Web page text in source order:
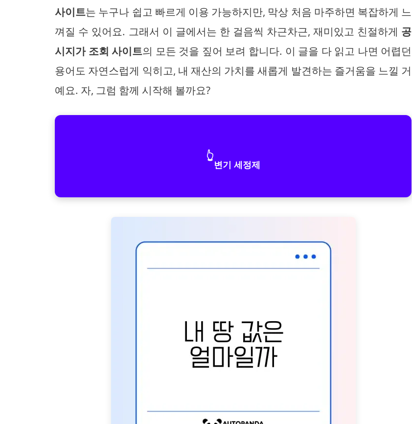
사이트는 누구나 쉽고 빠르게 이용 가능하지만, 막상 처음 마주하면 복잡하게 느
껴질 수 있어요. 그래서 이 글에서는 한 걸음씩 차근차근, 재미있고 친절하게 공
시지가 조회 사이트의 모든 것을 짚어 보려 합니다. 이 글을 다 읽고 나면 어렵던
용어도 자연스럽게 익히고, 내 재산의 가치를 새롭게 발견하는 즐거움을 느낄 거
예요. 자, 그럼 함께 시작해 볼까요?
👆
변기 세정제